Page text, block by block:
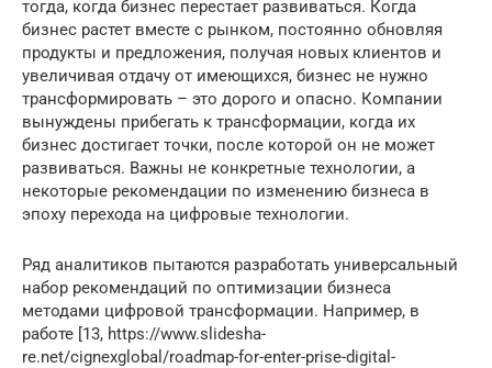
тогда, когда бизнес перестает развиваться. Когда
бизнес растет вместе с рынком, постоянно обновляя
продукты и предложения, получая новых клиентов и
увеличивая отдачу от имеющихся, бизнес не нужно
трансформировать – это дорого и опасно. Компании
вынуждены прибегать к трансформации, когда их
бизнес достигает точки, после которой он не может
развиваться. Важны не конкретные технологии, а
некоторые рекомендации по изменению бизнеса в
эпоху перехода на цифровые технологии.
Ряд аналитиков пытаются разработать универсальный
набор рекомендаций по оптимизации бизнеса
методами цифровой трансформации. Например, в
работе [13, https://www.slidesha-
re.net/cignexglobal/roadmap-for-enter-prise-digital-